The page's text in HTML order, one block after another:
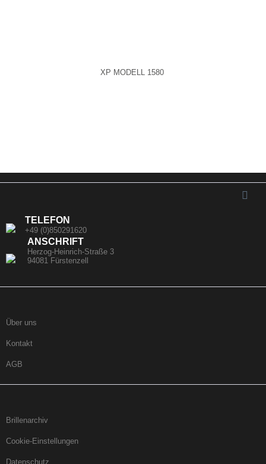
XP MODELL 1580
TELEFON
+49 (0)850291620
ANSCHRIFT
Herzog-Heinrich-Straße 3
94081 Fürstenzell
Über uns
Kontakt
AGB
Brillenarchiv
Cookie-Einstellungen
Datenschutz